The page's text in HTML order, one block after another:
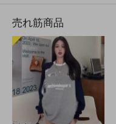
売れ筋商品